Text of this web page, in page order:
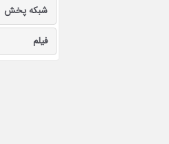
شبکه پخش
فیلم